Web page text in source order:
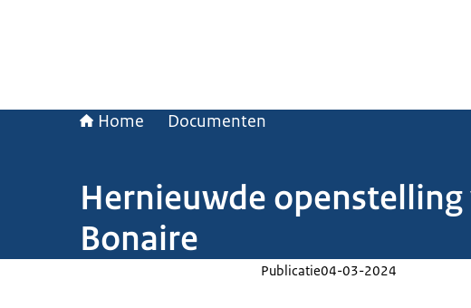
Home Documenten
Hernieuwde
Bonaire
Publicatie04-03-2024